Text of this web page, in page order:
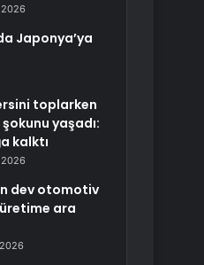
Japonya’ya
toplarken
şokunu yaşadı:
kalktı
dev otomotiv
ara